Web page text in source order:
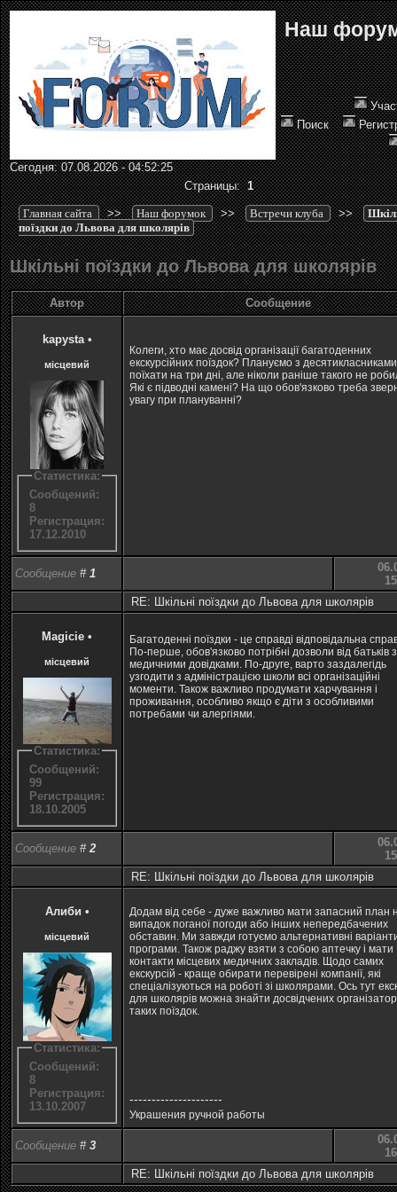
Наш
Поиск
Сегодня: 07.08.2026 - 04:52:25
Страницы:1
Главная сайта >> Наш форумок >> Встречи клуба >>
поїздки до Львова для школярів
Шкільні поїздки до Львова для школярів
Автор Сообщение
kapysta •
місцевий
Статистика:
Сообщений:
8
Регистрация:
17.12.2010
Колеги, хто має досвід організації багатоденних
екскурсійних поїздок? Плануємо з десятикласниками
поїхати на три дні, але ніколи раніше такого не
Які є підводні камені? На що обов'язково треба
увагу при плануванні?
Сообщение # 1
RE: Шкільні поїздки до Львова для школярів
Magicie •
місцевий
Статистика:
Сообщений:
99
Регистрация:
18.10.2005
Багатоденні поїздки - це справді відповідальна
По-перше, обов'язково потрібні дозволи від батьків
медичними довідками. По-друге, варто заздалегідь
узгодити з адміністрацією школи всі організаційні
моменти. Також важливо продумати харчування і
проживання, особливо якщо є діти з особливими
потребами чи алергіями.
Сообщение # 2
RE: Шкільні поїздки до Львова для школярів
Алиби •
місцевий
Статистика:
Сообщений:
8
Регистрация:
13.10.2007
Додам від себе - дуже важливо мати запасний план
випадок поганої погоди або інших непередбачених
обставин. Ми завжди готуємо альтернативні
програми. Також раджу взяти з собою аптечку і мати
контакти місцевих медичних закладів. Щодо самих
екскурсій - краще обирати перевірені компанії, які
спеціалізуються на роботі зі школярами. Ось тут
для школярів можна знайти досвідчених
таких поїздок.
---------------------
Украшения ручной работы
Сообщение # 3
RE: Шкільні поїздки до Львова для школярів